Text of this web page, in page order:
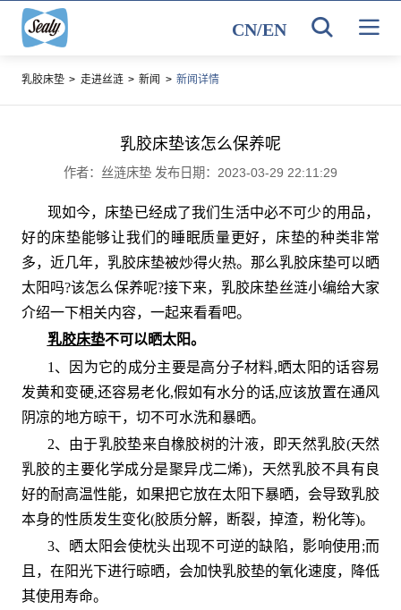
CN/EN
乳胶床垫 > 走进丝涟 > 新闻 > 新闻详情
乳胶床垫该怎么保养呢
作者：丝涟床垫 发布日期：2023-03-29 22:11:29
现如今，床垫已经成了我们生活中必不可少的用品，
好的床垫能够让我们的睡眠质量更好，床垫的种类非常
多，近几年，乳胶床垫被炒得火热。那么乳胶床垫可以晒
太阳吗?该怎么保养呢?接下来，乳胶床垫丝涟小编给大家
介绍一下相关内容，一起来看看吧。
乳胶床垫不可以晒太阳。
1、因为它的成分主要是高分子材料,晒太阳的话容易
发黄和变硬,还容易老化,假如有水分的话,应该放置在通风
阴凉的地方晾干，切不可水洗和暴晒。
2、由于乳胶垫来自橡胶树的汁液，即天然乳胶(天然
乳胶的主要化学成分是聚异戊二烯)，天然乳胶不具有良
好的耐高温性能，如果把它放在太阳下暴晒，会导致乳胶
本身的性质发生变化(胶质分解，断裂，掉渣，粉化等)。
3、晒太阳会使枕头出现不可逆的缺陷，影响使用;而
且，在阳光下进行晾晒，会加快乳胶垫的氧化速度，降低
其使用寿命。